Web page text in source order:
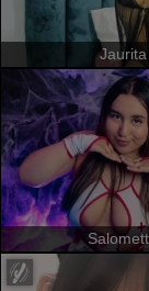
Jaurita